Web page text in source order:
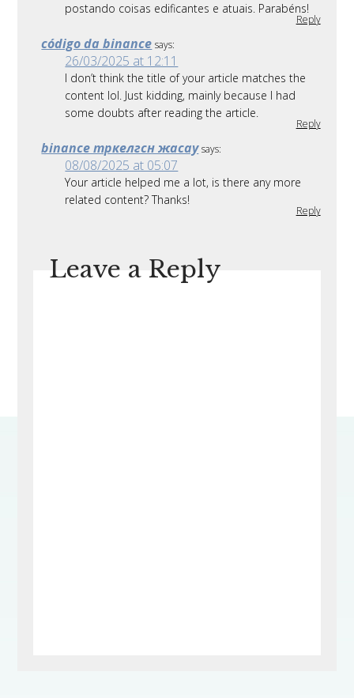
postando coisas edificantes e atuais. Parabéns!
Reply
código da binance says:
26/03/2025 at 12:11
I don’t think the title of your article matches the
content lol. Just kidding, mainly because I had
some doubts after reading the article.
Reply
binance тркелгсн жасау says:
08/08/2025 at 05:07
Your article helped me a lot, is there any more
related content? Thanks!
Reply
Leave a Reply